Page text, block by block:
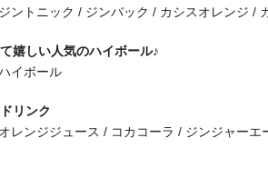
ジントニック / ジンバック / カシスオレンジ /
嬉しい人気のハイボール♪
イボール
リンク
オレンジジュース / コカコーラ / ジンジャー